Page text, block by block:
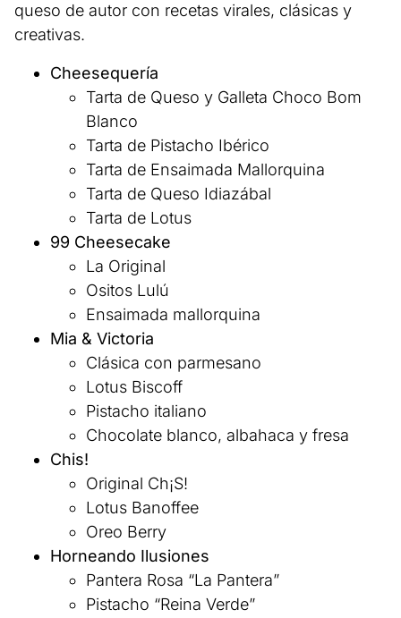
queso de autor con recetas virales, clásicas y
creativas.
Cheesequería
Tarta de Queso y Galleta Choco Bom
Blanco
Tarta de Pistacho Ibérico
Tarta de Ensaimada Mallorquina
Tarta de Queso Idiazábal
Tarta de Lotus
99 Cheesecake
La Original
Ositos Lulú
Ensaimada mallorquina
Mia & Victoria
Clásica con parmesano
Lotus Biscoff
Pistacho italiano
Chocolate blanco, albahaca y fresa
Chis!
Original Ch¡S!
Lotus Banoffee
Oreo Berry
Horneando Ilusiones
Pantera Rosa “La Pantera”
Pistacho “Reina Verde”